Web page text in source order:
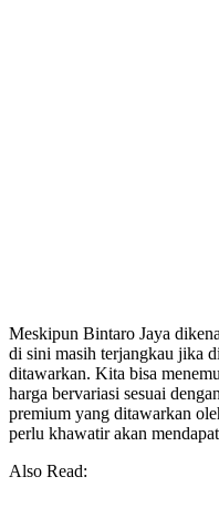
Meskipun Bintaro Jaya
di sini masih terjangkau jika
ditawarkan. Kita bisa
harga bervariasi sesuai
premium yang ditawarkan
perlu khawatir akan
Also Read: